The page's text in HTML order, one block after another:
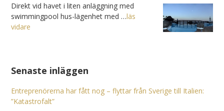
Direkt vid havet i liten anläggning med
swimmingpool hus-lägenhet med …läs
vidare
Senaste inläggen
Entreprenörerna har fått nog – flyttar från Sverige till Italien:
”Katastrofalt”